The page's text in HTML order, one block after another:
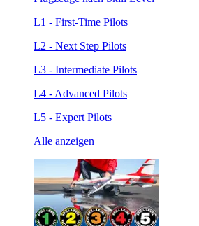
L1 - First-Time Pilots
L2 - Next Step Pilots
L3 - Intermediate Pilots
L4 - Advanced Pilots
L5 - Expert Pilots
Alle anzeigen